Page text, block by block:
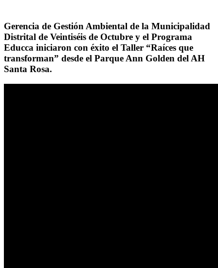
Gerencia de Gestión Ambiental de la Municipalidad
Distrital de Veintiséis de Octubre y el Programa
Educca iniciaron con éxito el Taller “Raíces que
transforman” desde el Parque Ann Golden del AH
Santa Rosa.